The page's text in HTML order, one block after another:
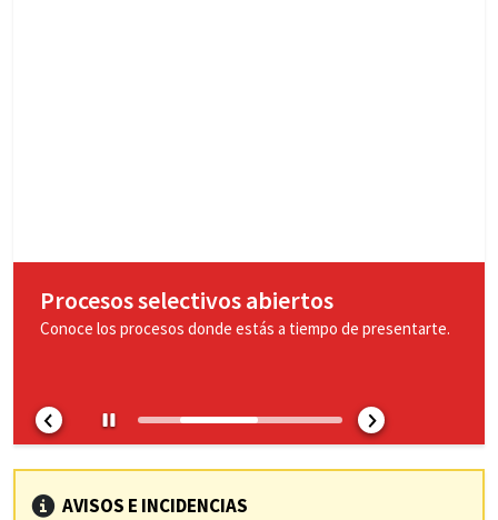
Procesos selectivos abiertos
Conoce los procesos donde estás a tiempo de presentarte.
AVISOS E INCIDENCIAS